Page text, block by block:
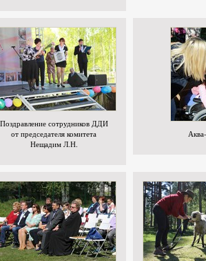
Поздравление сотрудников ДДИ
от председателя комитета
Нещадим Л.Н.